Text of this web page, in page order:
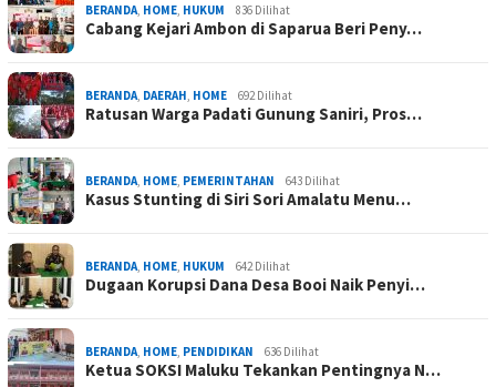
BERANDA HOME HUKUM 836 Dilihat
Cabang Kejari Ambon di Saparua Beri Peny…
BERANDA DAERAH HOME 692 Dilihat
Ratusan Warga Padati Gunung Saniri, Pros…
BERANDA HOME PEMERINTAHAN 643 Dilihat
Kasus Stunting di Siri Sori Amalatu Menu…
BERANDA HOME HUKUM 642 Dilihat
Dugaan Korupsi Dana Desa Booi Naik Penyi…
BERANDA HOME PENDIDIKAN 636 Dilihat
Ketua SOKSI Maluku Tekankan Pentingnya N…